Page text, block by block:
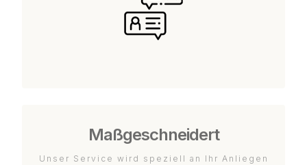
Maßgeschneidert
Unser Service wird speziell an Ihr Anliegen